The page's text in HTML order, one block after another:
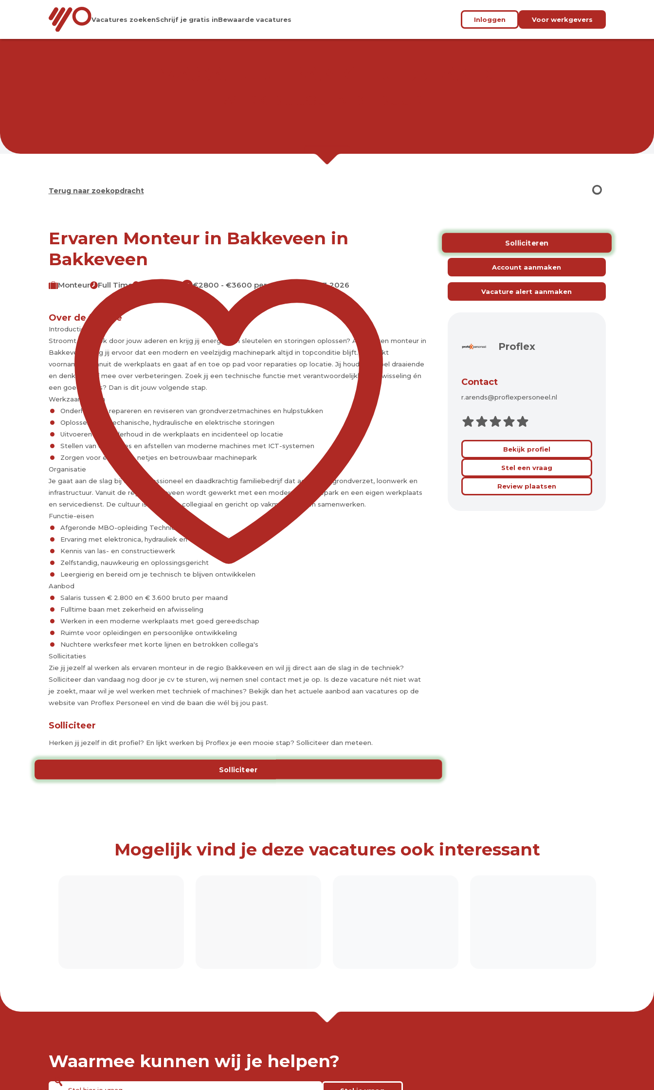
Vacatures zoekenSchrijf je gratis inBewaarde vacatures Inloggen Voor werkgevers
Terug naar zoekopdracht
Ervaren Monteur in Bakkeveen in
Bakkeveen
Monteur Full Time Bakkeveen € €2800 - €3600 per maand 10-07-2026
Over de functie
Introductie
Stroomt techniek door jouw aderen en krijg jij energie van sleutelen en storingen oplossen? Als ervaren monteur in
Bakkeveen zorg jij ervoor dat een modern en veelzijdig machinepark altijd in topconditie blijft. Je werkt
voornamelijk vanuit de werkplaats en gaat af en toe op pad voor reparaties op locatie. Jij houdt de boel draaiende
en denkt actief mee over verbeteringen. Zoek jij een technische functie met verantwoordelijkheid, afwisseling én
een goed salaris? Dan is dit jouw volgende stap.
Werkzaamheden
Onderhouden, repareren en reviseren van grondverzetmachines en hulpstukken
Oplossen van mechanische, hydraulische en elektrische storingen
Uitvoeren van onderhoud in de werkplaats en incidenteel op locatie
Stellen van diagnoses en afstellen van moderne machines met ICT-systemen
Zorgen voor een veilig, netjes en betrouwbaar machinepark
Organisatie
Je gaat aan de slag bij een professioneel en daadkrachtig familiebedrijf dat actief is in grondverzet, loonwerk en
infrastructuur. Vanuit de regio Bakkeveen wordt gewerkt met een modern machinepark en een eigen werkplaats
en servicedienst. De cultuur is praktisch, collegiaal en gericht op vakmanschap en samenwerken.
Functie-eisen
Afgeronde MBO-opleiding Techniek
Ervaring met elektronica, hydrauliek en dieseltechniek
Kennis van las- en constructiewerk
Zelfstandig, nauwkeurig en oplossingsgericht
Leergierig en bereid om je technisch te blijven ontwikkelen
Aanbod
Salaris tussen € 2.800 en € 3.600 bruto per maand
Fulltime baan met zekerheid en afwisseling
Werken in een moderne werkplaats met goed gereedschap
Ruimte voor opleidingen en persoonlijke ontwikkeling
Nuchtere werksfeer met korte lijnen en betrokken collega's
Sollicitaties
Zie jij jezelf al werken als ervaren monteur in de regio Bakkeveen en wil jij direct aan de slag in de techniek?
Solliciteer dan vandaag nog door je cv te sturen, wij nemen snel contact met je op. Is deze vacature nét niet wat
je zoekt, maar wil je wel werken met techniek of machines? Bekijk dan het actuele aanbod aan vacatures op de
website van Proflex Personeel en vind de baan die wél bij jou past.
Solliciteer
Herken jij jezelf in dit profiel? En lijkt werken bij Proflex je een mooie stap? Solliciteer dan meteen.
Solliciteer
Solliciteren
Account aanmaken
Vacature alert aanmaken
Proflex
Contact
r.arends@proflexpersoneel.nl
Bekijk profiel
Stel een vraag
Review plaatsen
Mogelijk vind je deze vacatures ook interessant
Waarmee kunnen wij je helpen?